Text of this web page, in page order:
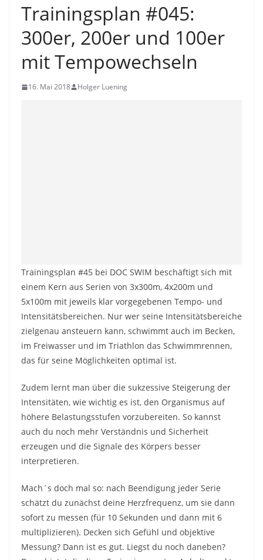
Trainingsplan #045:
300er, 200er und 100er
mit Tempowechseln
16. Mai 2018 Holger Luening
Trainingsplan #45 bei DOC SWIM beschäftigt sich mit
einem Kern aus Serien von 3x300m, 4x200m und
5x100m mit jeweils klar vorgegebenen Tempo- und
Intensitätsbereichen. Nur wer seine Intensitätsbereiche
zielgenau ansteuern kann, schwimmt auch im Becken,
im Freiwasser und im Triathlon das Schwimmrennen,
das für seine Möglichkeiten optimal ist.
Zudem lernt man über die sukzessive Steigerung der
Intensitäten, wie wichtig es ist, den Organismus auf
höhere Belastungsstufen vorzubereiten. So kannst
auch du noch mehr Verständnis und Sicherheit
erzeugen und die Signale des Körpers besser
interpretieren.
Mach´s doch mal so: nach Beendigung jeder Serie
schätzt du zunächst deine Herzfrequenz, um sie dann
sofort zu messen (für 10 Sekunden und dann mit 6
multiplizieren). Decken sich Gefühl und objektive
Messung? Dann ist es gut. Liegst du noch daneben?